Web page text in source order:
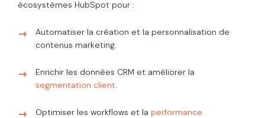
écosystèmes HubSpot pour :
Automatiser la création et la personnalisation de
contenus marketing.
Enrichir les données CRM et améliorer la
segmentation client.
Optimiser les workflows et la performance